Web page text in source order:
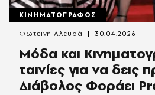
ΚΙΝΗΜΑΤΟΓΡΑΦΟΣ
Μόδα και
ταινίες για να δεις
Διάβολος Φοράει
Φωτεινή Αλευρά 30.04.2026